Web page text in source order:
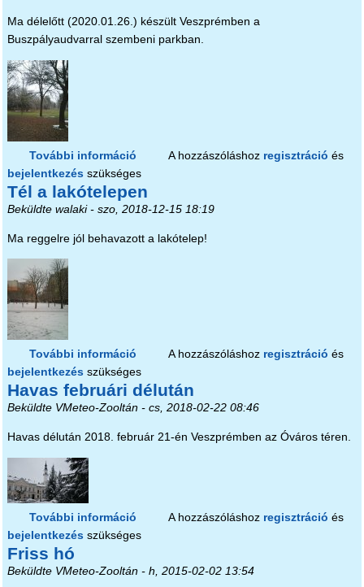
Ma délelőtt (2020.01.26.) készült Veszprémben a
Buszpályaudvarral szembeni parkban.
További információ Nyomokban telet tartalmaz tartalommal
kapcsolatosan
A hozzászóláshoz regisztráció és
bejelentkezés szükséges
Tél a lakótelepen
Beküldte walaki- szo, 2018-12-15 18:19
Ma reggelre jól behavazott a lakótelep!
További információ Tél a lakótelepen tartalommal
kapcsolatosan
A hozzászóláshoz regisztráció és
bejelentkezés szükséges
Havas februári délután
Beküldte VMeteo-Zooltán- cs, 2018-02-22 08:46
Havas délután 2018. február 21-én Veszprémben az Óváros téren.
További információ Havas februári délután tartalommal
kapcsolatosan
A hozzászóláshoz regisztráció és
bejelentkezés szükséges
Friss hó
Beküldte VMeteo-Zooltán- h, 2015-02-02 13:54